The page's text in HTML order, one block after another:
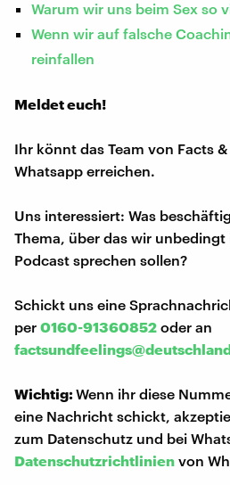
Warum wir uns beim Sex so
Wenn wir auf falsche
reinfallen
Meldet euch!
Ihr könnt das Team von Facts
Whatsapp erreichen.
Uns interessiert: Was
Thema, über das wir
Podcast sprechen sollen?
Schickt uns eine
per 0160-91360852 oder an
Wichtig:Wenn ihr diese
eine Nachricht schickt,
zum Datenschutz und bei
Datenschutzrichtlinien von